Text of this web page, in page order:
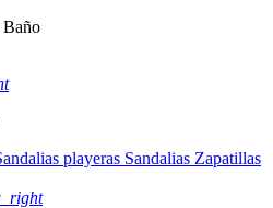
Baño
playeras Sandalias Zapatillas